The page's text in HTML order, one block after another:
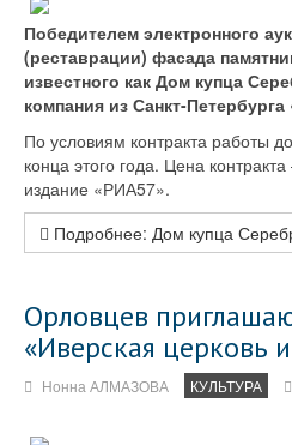
Победителем электронного
(реставрации) фасада
известного как Дом купца
компания из Санкт-
По условиям контракта работы
конца этого года. Цена
издание «РИА57».
Подробнее: Дом купца
Орловцев
«Иверская церковь
Нонна АЛМАЗОВА КУЛЬТУРА